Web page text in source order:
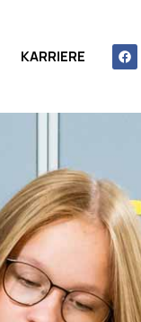
KARRIERE